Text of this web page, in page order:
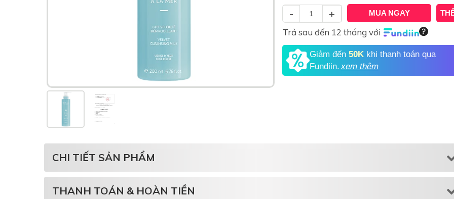
- + MUA NGAY
Trả sau đến 12 tháng với
Giảm đến 50K khi thanh toán qua
Fundiin. xem thêm
CHI TIẾT SẢN PHẨM
THANH TOÁN & HOÀN TIỀN